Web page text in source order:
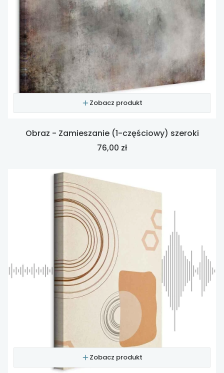
Zobacz produkt
Obraz - Zamieszanie (1-częściowy) szeroki
Cena
76,00 zł
Zobacz produkt